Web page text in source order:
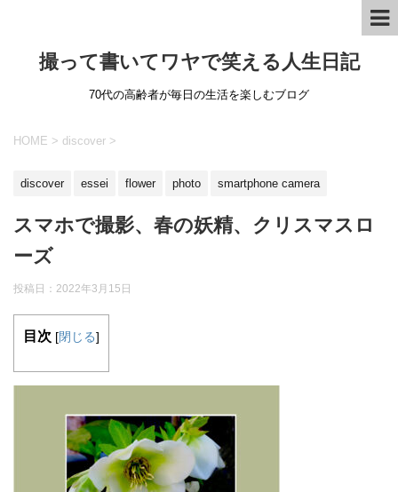
撮って書いてワヤで笑える人生日記
70代の高齢者が毎日の生活を楽しむブログ
HOME > discover >
discover essei flower photo smartphone camera
スマホで撮影、春の妖精、クリスマスロ
ーズ
投稿日： 2022年3月15日
目次 [閉じる]